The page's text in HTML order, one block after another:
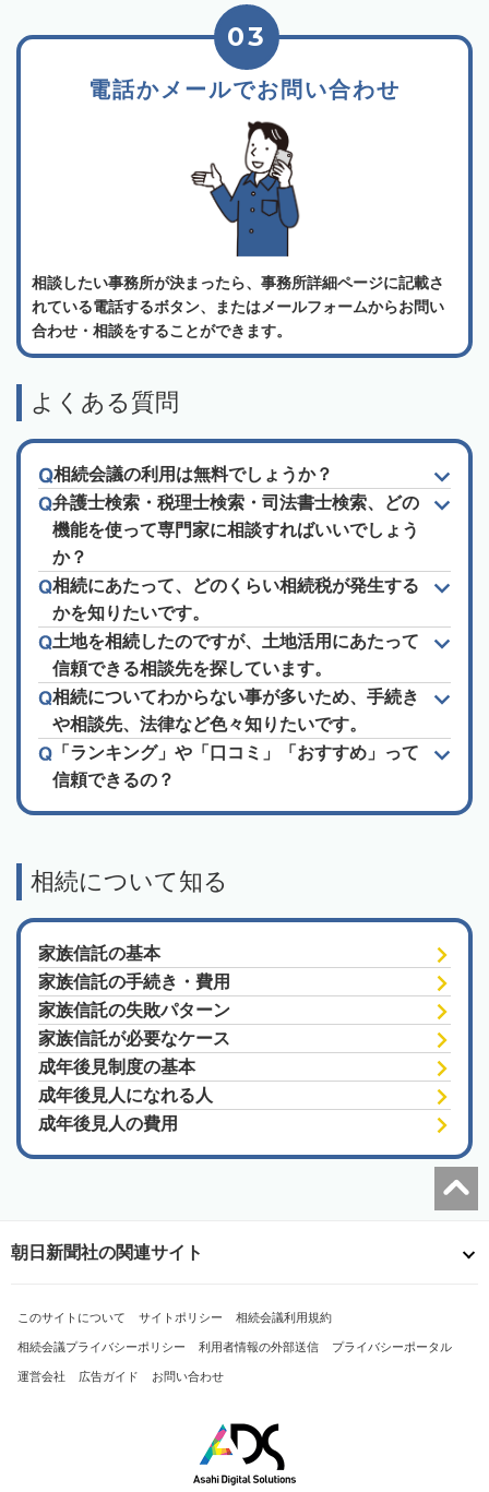
電話かメールでお問い合わせ
03
相談したい事務所が決まったら、事務所詳細ページに記載さ
れている電話するボタン、またはメールフォームからお問い
合わせ・相談をすることができます。
よくある質問
相続会議の利用は無料でしょうか？
弁護士検索・税理士検索・司法書士検索、どの
機能を使って専門家に相談すればいいでしょう
か？
相続にあたって、どのくらい相続税が発生する
かを知りたいです。
土地を相続したのですが、土地活用にあたって
信頼できる相談先を探しています。
相続についてわからない事が多いため、手続き
や相談先、法律など色々知りたいです。
「ランキング」や「口コミ」「おすすめ」って
信頼できるの？
相続について知る
家族信託の基本
家族信託の手続き・費用
家族信託の失敗パターン
家族信託が必要なケース
成年後見制度の基本
成年後見人になれる人
成年後見人の費用
朝日新聞社の関連サイト
このサイトについて サイトポリシー 相続会議利用規約
相続会議プライバシーポリシー 利用者情報の外部送信 プライバシーポータル
運営会社 広告ガイド お問い合わせ